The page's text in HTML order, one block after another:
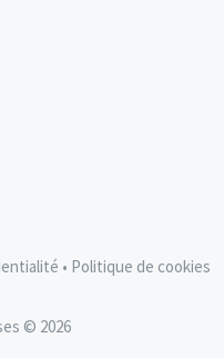
• Politique de cookies
© 2026